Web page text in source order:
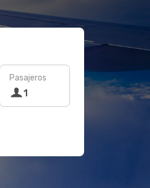
Pasajeros
1